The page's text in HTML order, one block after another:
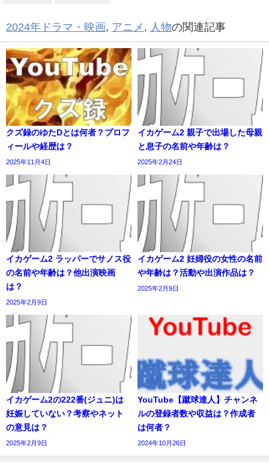
2024年ドラマ・映画, アニメ , 人物の関連記事
クズ録のゆたDとは何者？プロフ
ィールや経歴は？
2025年11月4日
イカゲーム2 親子で出場した母親
と息子の名前や年齢は？
2025年2月24日
イカゲーム2 ラッパーでサノス役
の名前や年齢は？他出演映画
は？
2025年2月9日
イカゲーム2 妊婦役の女性の名前
や年齢は？活動や出演作品は？
2025年2月9日
イカゲーム2の222番(ジュニ)は
妊娠していない？考察やネット
の意見は？
2025年2月9日
YouTube【蹴球達人】チャンネ
ルの登録者数や収益は？作成者
は何者？
2024年10月26日